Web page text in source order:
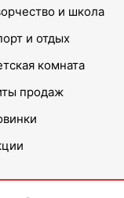
и школа
и отдых
комната
продаж